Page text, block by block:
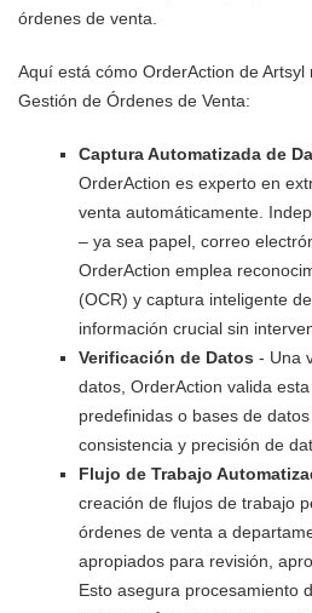
órdenes de venta.
Aquí está cómo OrderAction de Artsyl
Gestión de Órdenes de Venta:
Captura Automatizada de
OrderAction es experto en
venta automáticamente.
– ya sea papel, correo
OrderAction emplea
(OCR) y captura inteligente
información crucial sin
Verificación de Datos - Una
datos, OrderAction valida
predefinidas o bases de
consistencia y precisión de
Flujo de Trabajo
creación de flujos de trabajo
órdenes de venta a
apropiados para revisión,
Esto asegura procesamiento